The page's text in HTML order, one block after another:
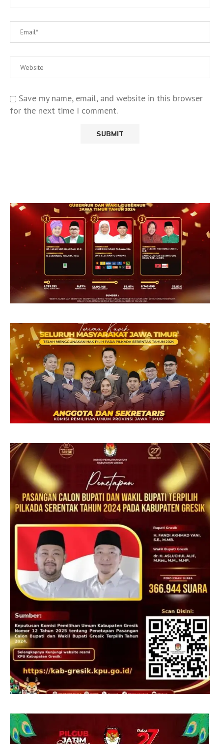
Save my name, email, and website in this browser
for the next time I comment.